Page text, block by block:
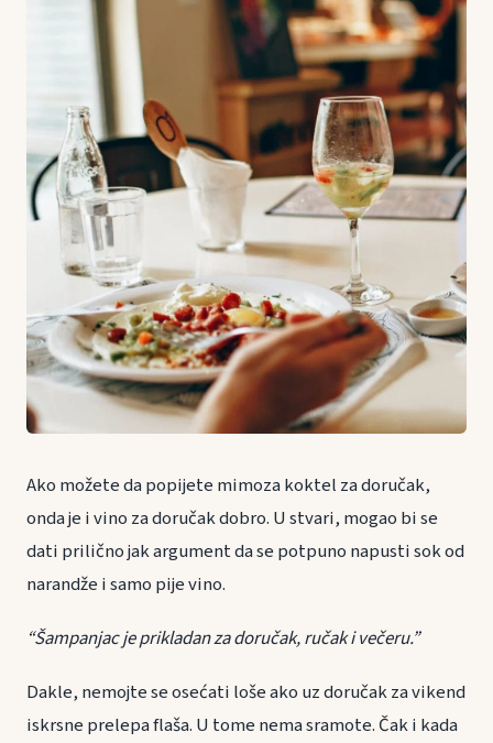
Ako možete da popijete mimoza koktel za doručak,
onda je i vino za doručak dobro. U stvari, mogao bi se
dati prilično jak argument da se potpuno napusti sok od
narandže i samo pije vino.
“Šampanjac je prikladan za doručak, ručak i večeru.”
Dakle, nemojte se osećati loše ako uz doručak za vikend
iskrsne prelepa flaša. U tome nema sramote. Čak i kada